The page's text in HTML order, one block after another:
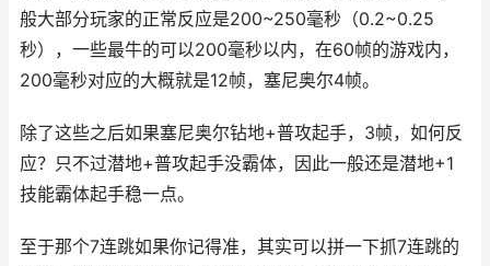
般大部分玩家的正常反应是200~250毫秒（0.2~0.25
秒），一些最牛的可以200毫秒以内，在60帧的游戏内，
200毫秒对应的大概就是12帧，塞尼奥尔4帧。
除了这些之后如果塞尼奥尔钻地+普攻起手，3帧，如何反
应？只不过潜地+普攻起手没霸体，因此一般还是潜地+1
技能霸体起手稳一点。
至于那个7连跳如果你记得准，其实可以拼一下抓7连跳的